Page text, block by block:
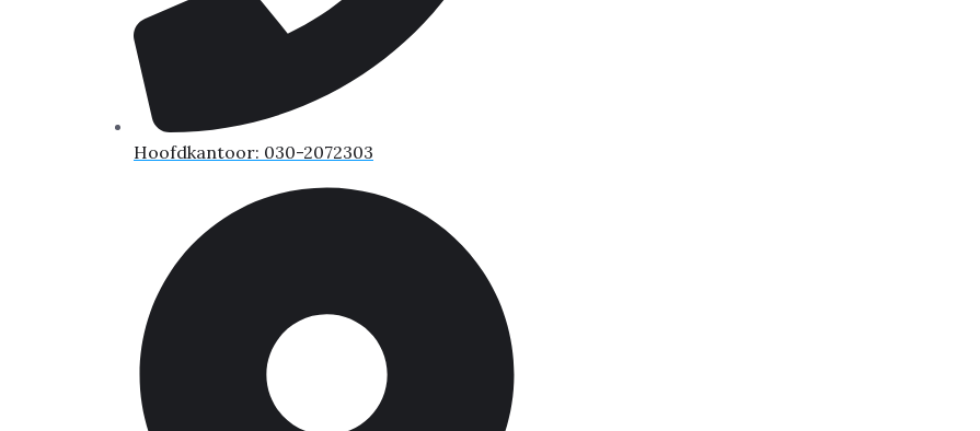
Hoofdkantoor: 030-2072303